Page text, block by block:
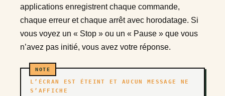
applications enregistrent chaque commande,
chaque erreur et chaque arrêt avec horodatage. Si
vous voyez un « Stop » ou un « Pause » que vous
n’avez pas initié, vous avez votre réponse.
L’ÉCRAN EST ÉTEINT ET AUCUN MESSAGE NE
S’AFFICHE